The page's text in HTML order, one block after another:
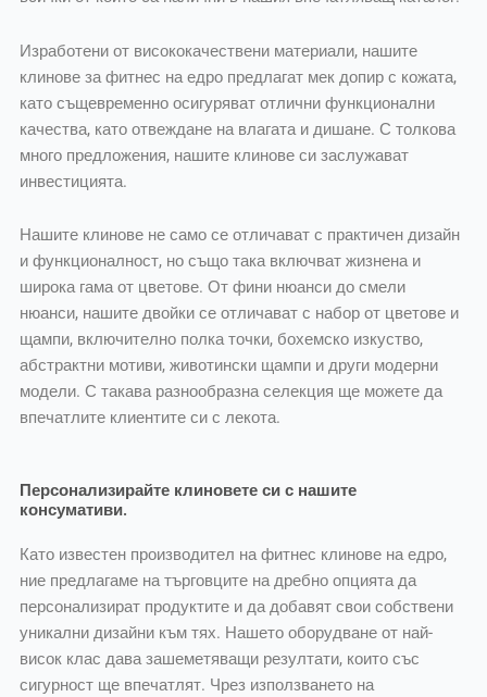
Изработени от висококачествени материали, нашите
клинове за фитнес на едро предлагат мек допир с кожата,
като същевременно осигуряват отлични функционални
качества, като отвеждане на влагата и дишане. С толкова
много предложения, нашите клинове си заслужават
инвестицията.
Нашите клинове не само се отличават с практичен дизайн
и функционалност, но също така включват жизнена и
широка гама от цветове. От фини нюанси до смели
нюанси, нашите двойки се отличават с набор от цветове и
щампи, включително полка точки, бохемско изкуство,
абстрактни мотиви, животински щампи и други модерни
модели. С такава разнообразна селекция ще можете да
впечатлите клиентите си с лекота.
Персонализирайте клиновете си с нашите
консумативи.
Като известен производител на фитнес клинове на едро,
ние предлагаме на търговците на дребно опцията да
персонализират продуктите и да добавят свои собствени
уникални дизайни към тях. Нашето оборудване от най-
висок клас дава зашеметяващи резултати, които със
сигурност ще впечатлят. Чрез използването на